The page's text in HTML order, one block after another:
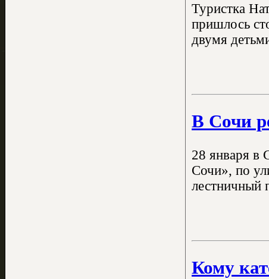
Туристка
пришлось
двумя
В Сочи
28 января в
Сочи», по
лестничный
Кому